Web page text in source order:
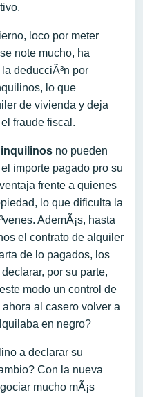
loco por meter
note mucho, ha
deducciÃ³n por
lo que
de vivienda y deja
fraude fiscal.
inquilinos no pueden
importe pagado pro su
frente a quienes
lo que dificulta la
AdemÃ¡s, hasta
el contrato de alquiler
de lo pagados, los
por su parte,
modo un control de
al casero volver a
en negro?
a declarar su
Con la nueva
mucho mÃ¡s